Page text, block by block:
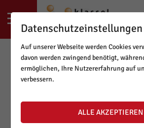
IMPRESSUM
Websitebetreiber
- Bildung trifft
Datenschutzeinstellungen
Auf unserer Webseite werden Cookies
davon werden zwingend benötigt,
ermöglichen, Ihre Nutzererfahrung auf
verbessern.
ALLE AKZEPTIEREN